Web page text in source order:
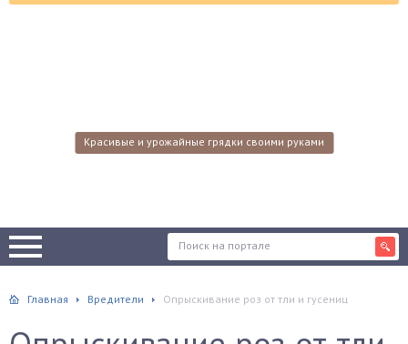
Красивые и урожайные грядки своими руками
Главная Вредители Опрыскивание роз от тли и гусениц